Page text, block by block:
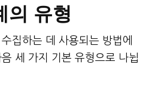
의 유형
집하는 데 사용되는 방법에
세 가지 기본 유형으로 나뉩